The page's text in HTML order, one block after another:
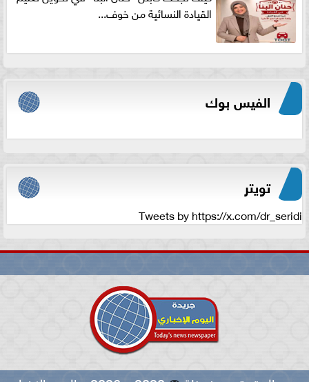
القيادة النسائية من خوف...
الفيس بوك
تويتر
Tweets by https://x.com/dr_seridi